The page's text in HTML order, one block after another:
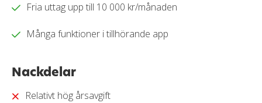
Fria uttag upp till 10 000 kr/månaden
Många funktioner i tillhörande app
Nackdelar
Relativt hög årsavgift